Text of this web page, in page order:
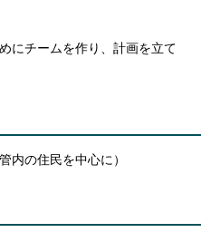
にチームを作り、計画を立て
内の住民を中心に）